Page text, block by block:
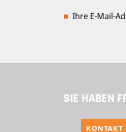
Ihre E-Mail-
SIE HABEN
KONTAKT